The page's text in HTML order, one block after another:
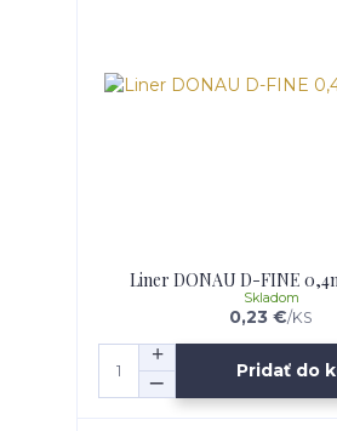
Liner DONAU D-FINE
0,23 €/KS
Skladom
Pridať do